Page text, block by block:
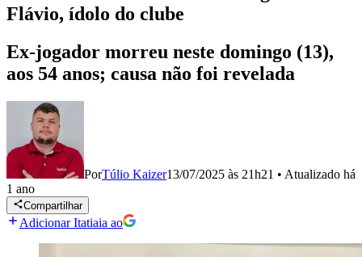
Flávio, ídolo do clube
Ex-jogador morreu neste domingo (13),
aos 54 anos; causa não foi revelada
PorTúlio Kaizer13/07/2025 às 21h21 • Atualizado há
1 ano
Compartilhar
Adicionar Itatiaia ao